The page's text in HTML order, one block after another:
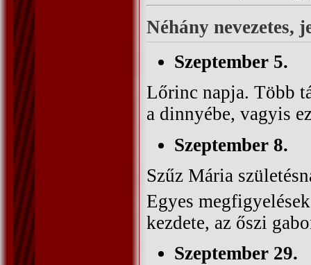
Néhány nevezetes,
Szeptember 5.
Lőrinc napja. Több
a dinnyébe, vagyis
Szeptember 8.
Szűz Mária
Egyes
kezdete, az őszi
Szeptember 29.